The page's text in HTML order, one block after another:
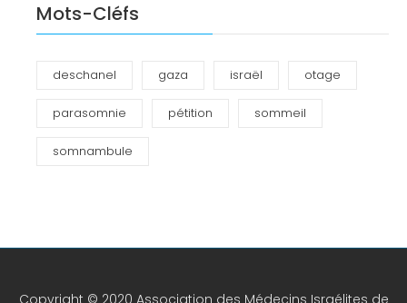
Mots-Cléfs
deschanel gaza israël otage
parasomnie pétition sommeil
somnambule